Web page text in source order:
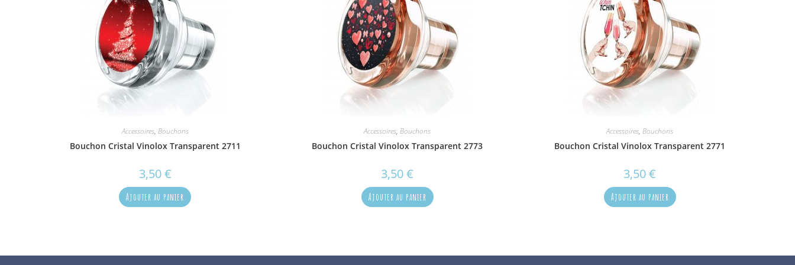
Accessoires, Bouchons
Bouchon Cristal Vinolox Transparent 2711
3,50€
Ajouter au panier
Accessoires,Bouchons
Bouchon Cristal Vinolox Transparent 2773
3,50€
Ajouter au panier
Accessoires,Bouchons
Bouchon Cristal Vinolox Transparent 2771
3,50€
Ajouter au panier